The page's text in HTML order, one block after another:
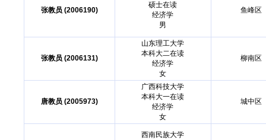
张教员 (2006190)
硕士在读
经济学
男
鱼峰区
张教员 (2006131)
山东理工大学
本科大二在读
经济学
女
柳南区
唐教员 (2005973)
广西科技大学
本科大一在读
经济学
女
城中区
西南民族大学